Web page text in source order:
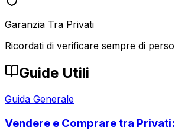
Garanzia Tra Privati
Ricordati di verificare sempre di
Guide Utili
Guida Generale
Vendere e Comprare tra